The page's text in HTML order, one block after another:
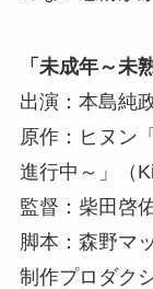
「未成年～未
出演：本島
原作：ヒヌン
進行中～」（
監督：柴田啓
脚本：森野マ
制作プロダク